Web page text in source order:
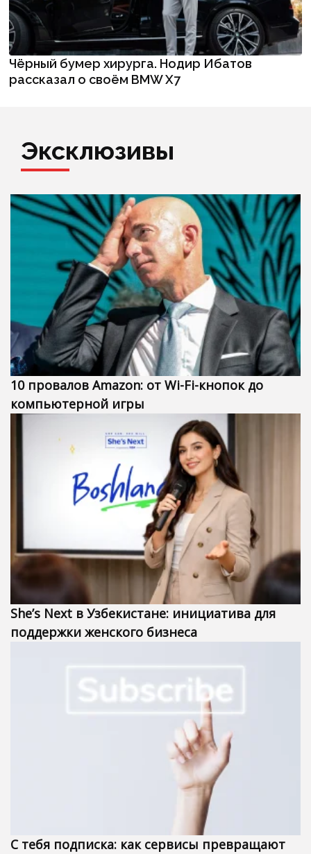
Чёрный бумер хирурга. Нодир Ибатов
рассказал о своём BMW X7
Эксклюзивы
10 провалов Amazon: от Wi-Fi-кнопок до
компьютерной игры
She’s Next в Узбекистане: инициатива для
поддержки женского бизнеса
С тебя подписка: как сервисы превращают